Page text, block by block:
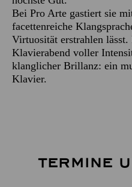
Bei Pro Arte gastiert sie
facettenreiche
Virtuosität erstrahlen
Klavierabend voller
klanglicher Brillanz: ein
Klavier.
TERMINE